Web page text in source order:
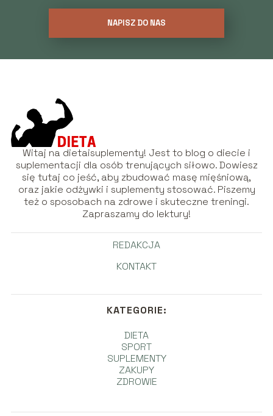
NAPISZ DO NAS
Witaj na dietaisuplementy! Jest to blog o diecie i
suplementacji dla osób trenujących siłowo. Dowiesz
się tutaj co jeść, aby zbudować masę mięśniową,
oraz jakie odżywki i suplementy stosować. Piszemy
też o sposobach na zdrowe i skuteczne treningi.
Zapraszamy do lektury!
REDAKCJA
KONTAKT
KATEGORIE:
DIETA
SPORT
SUPLEMENTY
ZAKUPY
ZDROWIE